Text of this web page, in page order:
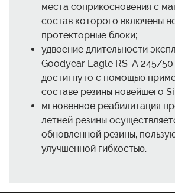
места соприкосновения с
состав которого включены
протекторные блоки;
удвоение длительности
Goodyear Eagle RS-A 245/50
достигнуто с помощью
составе резины новейшего
мгновенное реабилитация
летней резины
обновленной резины,
улучшенной гибкостью.